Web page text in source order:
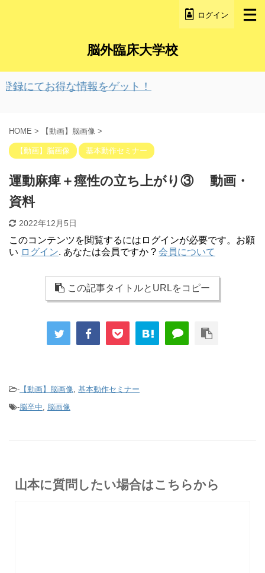
ログイン
脳外臨床大学校
録にてお得な情報をゲット！
HOME > 【動画】脳画像 >
【動画】脳画像 基本動作セミナー
運動麻痺＋痙性の立ち上がり③ 動画・
資料
2022年12月5日
このコンテンツを閲覧するにはログインが必要です。お願
い ログイン. あなたは会員ですか ? 会員について
この記事タイトルとURLをコピー
- 【動画】脳画像, 基本動作セミナー
-脳卒中, 脳画像
山本に質問したい場合はこちらから